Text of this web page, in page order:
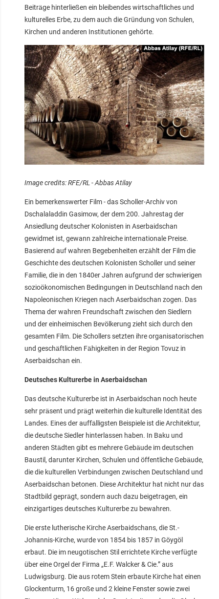
Beiträge hinterließen ein bleibendes wirtschaftliches und
kulturelles Erbe, zu dem auch die Gründung von Schulen,
Kirchen und anderen Institutionen gehörte.
Image credits: RFE/RL - Abbas Atilay
Ein bemerkenswerter Film - das Scholler-Archiv von
Dschalaladdin Gasimow, der dem 200. Jahrestag der
Ansiedlung deutscher Kolonisten in Aserbaidschan
gewidmet ist, gewann zahlreiche internationale Preise.
Basierend auf wahren Begebenheiten erzählt der Film die
Geschichte des deutschen Kolonisten Scholler und seiner
Familie, die in den 1840er Jahren aufgrund der schwierigen
sozioökonomischen Bedingungen in Deutschland nach den
Napoleonischen Kriegen nach Aserbaidschan zogen. Das
Thema der wahren Freundschaft zwischen den Siedlern
und der einheimischen Bevölkerung zieht sich durch den
gesamten Film. Die Schollers setzten ihre organisatorischen
und geschäftlichen Fähigkeiten in der Region Tovuz in
Aserbaidschan ein.
Deutsches Kulturerbe in Aserbaidschan
Das deutsche Kulturerbe ist in Aserbaidschan noch heute
sehr präsent und prägt weiterhin die kulturelle Identität des
Landes. Eines der auffälligsten Beispiele ist die Architektur,
die deutsche Siedler hinterlassen haben. In Baku und
anderen Städten gibt es mehrere Gebäude im deutschen
Baustil, darunter Kirchen, Schulen und öffentliche Gebäude,
die die kulturellen Verbindungen zwischen Deutschland und
Aserbaidschan betonen. Diese Architektur hat nicht nur das
Stadtbild geprägt, sondern auch dazu beigetragen, ein
einzigartiges deutsches Kulturerbe zu bewahren.
Die erste lutherische Kirche Aserbaidschans, die St.-
Johannis-Kirche, wurde von 1854 bis 1857 in Göygöl
erbaut. Die im neugotischen Stil errichtete Kirche verfügte
über eine Orgel der Firma „E.F. Walcker & Cie.” aus
Ludwigsburg. Die aus rotem Stein erbaute Kirche hat einen
Glockenturm, 16 große und 2 kleine Fenster sowie zwei